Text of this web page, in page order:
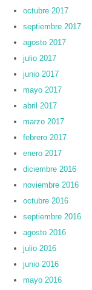
octubre 2017
septiembre 2017
agosto 2017
julio 2017
junio 2017
mayo 2017
abril 2017
marzo 2017
febrero 2017
enero 2017
diciembre 2016
noviembre 2016
octubre 2016
septiembre 2016
agosto 2016
julio 2016
junio 2016
mayo 2016